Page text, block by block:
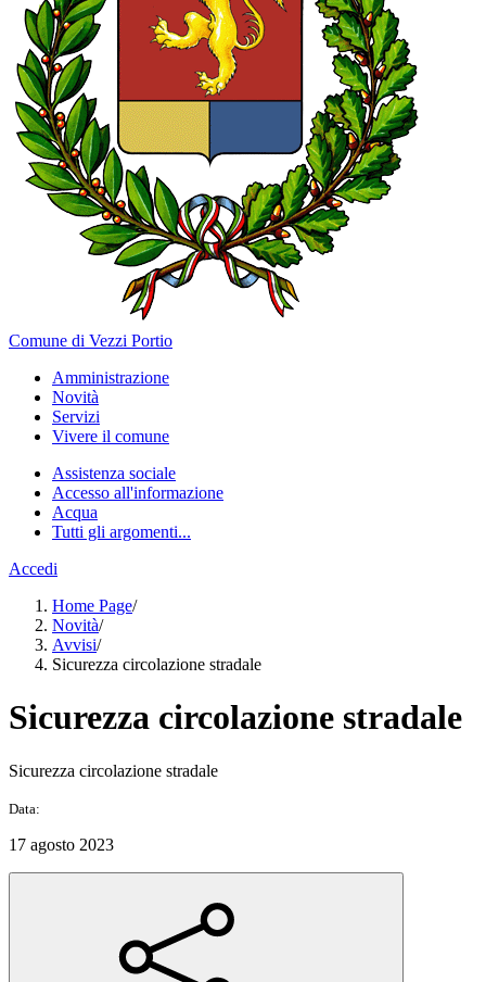
Comune di Vezzi Portio
Amministrazione
Novità
Servizi
Vivere il comune
Assistenza sociale
Accesso all'informazione
Acqua
Tutti gli argomenti...
Accedi
Home Page/
Novità/
Avvisi/
Sicurezza circolazione stradale
Sicurezza circolazione stradale
Sicurezza circolazione stradale
Data:
17 agosto 2023